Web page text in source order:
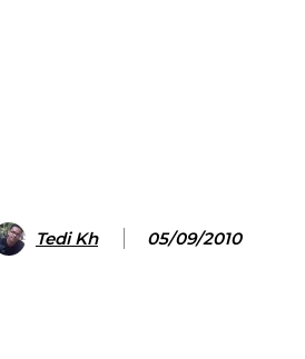
Tedi Kh 05/09/2010